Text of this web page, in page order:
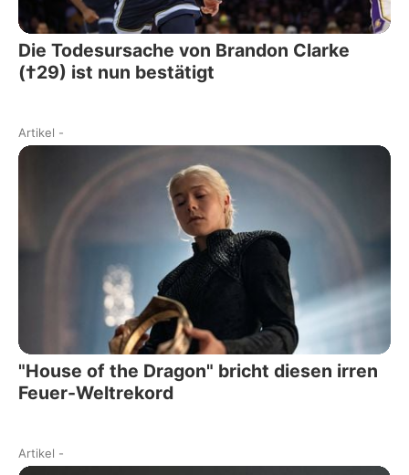
Die Todesursache von Brandon Clarke
(†29) ist nun bestätigt
Artikel -
"House of the Dragon" bricht diesen irren
Feuer-Weltrekord
Artikel -